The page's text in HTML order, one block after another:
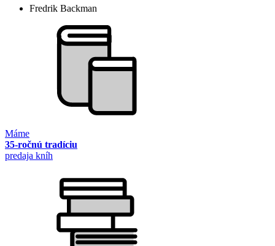
Fredrik Backman
Máme
35-ročnú tradíciu
predaja kníh